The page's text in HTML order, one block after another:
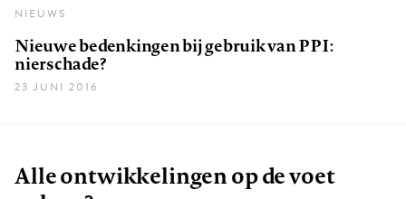
NIEUWS
Nieuwe bedenkingen bij gebruik van PPI:
nierschade?
23 JUNI 2016
Alle ontwikkelingen op de voet